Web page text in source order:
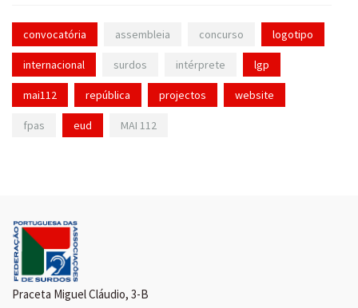
convocatória assembleia concurso logotipo
internacional surdos intérprete lgp
mai112 república projectos website
fpas eud MAI 112
Praceta Miguel Cláudio, 3-B